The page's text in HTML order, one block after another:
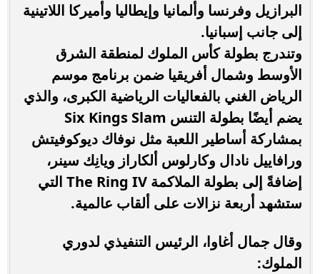
البرازيل وفرنسا وألمانيا وإيطاليا وأميركا اللاتينية
إلى جانب إسبانيا.
وتندرج بطولة كأس الملوك لمنطقة الشرق
الأوسط وشمال أفريقيا ضمن برنامج موسم
الرياض الغني بالفعاليات الرياضية الكبرى، والذي
يضم أيضًا بطولة التنس Six Kings Slam
بمشاركة أساطير اللعبة مثل نوفاك ديوكوفيتش
ورافاييل نادال وكارلوس ألكاراز ويانِك سينر،
إضافةً إلى بطولة الملاكمة The Ring IV التي
ستشهد أربعة نزالات على ألقاب عالمية.
وقال جمال أغاوا، الرئيس التنفيذي لدوري
الملوك: